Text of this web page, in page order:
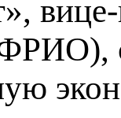
вице-